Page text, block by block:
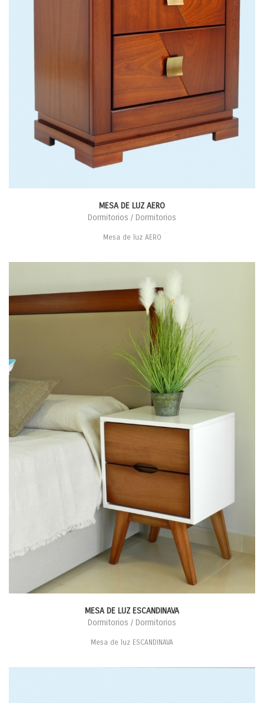
MESA DE LUZ AERO
Dormitorios / Dormitorios
Mesa de luz AERO
MESA DE LUZ ESCANDINAVA
Dormitorios / Dormitorios
Mesa de luz ESCANDINAVA